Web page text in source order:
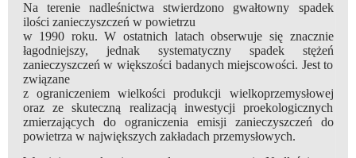
Na terenie nadleśnictwa stwierdzono gwałtowny spadek
ilości zanieczyszczeń w powietrzu
w 1990 roku. W ostatnich latach obserwuje się znacznie
łagodniejszy, jednak systematyczny spadek stężeń
zanieczyszczeń w większości badanych miejscowości. Jest to
związane
z ograniczeniem wielkości produkcji wielkoprzemysłowej
oraz ze skuteczną realizacją inwestycji proekologicznych
zmierzających do ograniczenia emisji zanieczyszczeń do
powietrza w największych zakładach przemysłowych.